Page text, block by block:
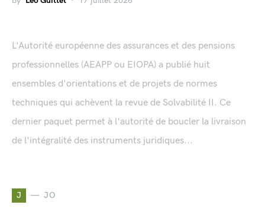
L'Autorité européenne des assurances et des pensions
professionnelles (AEAPP ou EIOPA) a publié huit
ensembles d'orientations et de projets de normes
techniques qui achèvent la revue de Solvabilité II. Ce
dernier paquet permet à l'autorité de boucler la livraison
de l'intégralité des instruments juridiques...
J JO